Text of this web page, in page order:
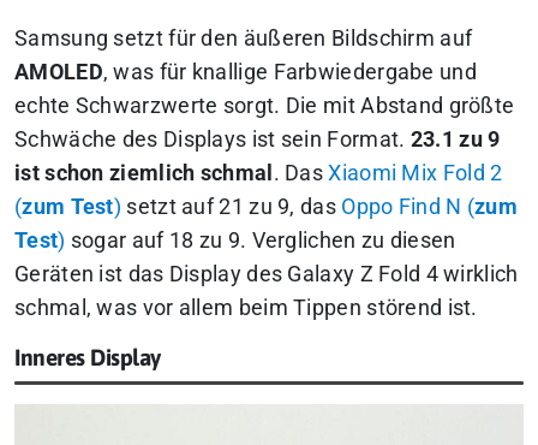
Samsung setzt für den äußeren Bildschirm auf
AMOLED, was für knallige Farbwiedergabe und
echte Schwarzwerte sorgt. Die mit Abstand größte
Schwäche des Displays ist sein Format. 23.1 zu 9
ist schon ziemlich schmal . DasXiaomi Mix Fold 2
(zum Test) setzt auf 21 zu 9, das Oppo Find N (zum
Test) sogar auf 18 zu 9. Verglichen zu diesen
Geräten ist das Display des Galaxy Z Fold 4 wirklich
schmal, was vor allem beim Tippen störend ist.
Inneres Display